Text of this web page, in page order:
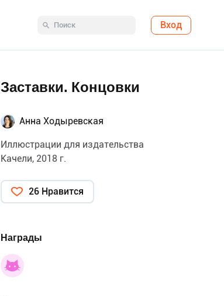
Вход
Заставки. Концовки
Анна Ходыревская
Иллюстрации для издательства
Качели, 2018 г.
26 Нравится
Награды